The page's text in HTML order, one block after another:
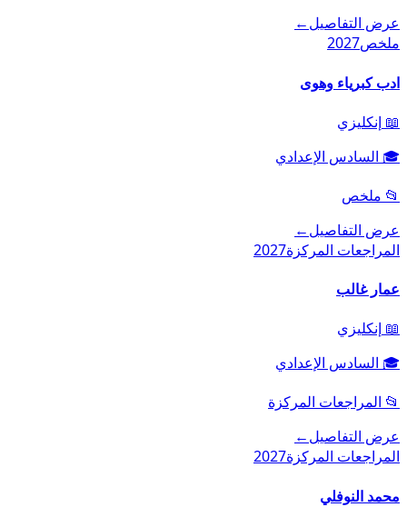
عرض التفاصيل←
ملخص2027
ادب كبرياء وهوى
📖 إنكليزي
🎓 السادس الإعدادي
📂 ملخص
عرض التفاصيل←
المراجعات المركزة2027
عمار غالب
📖 إنكليزي
🎓 السادس الإعدادي
📂 المراجعات المركزة
عرض التفاصيل←
المراجعات المركزة2027
محمد النوفلي